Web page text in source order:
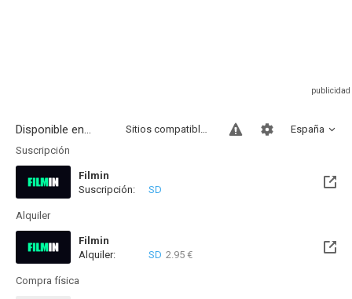
Disponible en... España
Sitios compatibles
Suscripción
Filmin
Disponible hasta el Vie, 27 Nov 2026 (Quedan 3 meses)
Suscripción: SD
Alquiler
Filmin
Disponible hasta el Vie, 27 Nov 2026 (Quedan 3 meses)
Alquiler: SD 2.95 €
Compra física